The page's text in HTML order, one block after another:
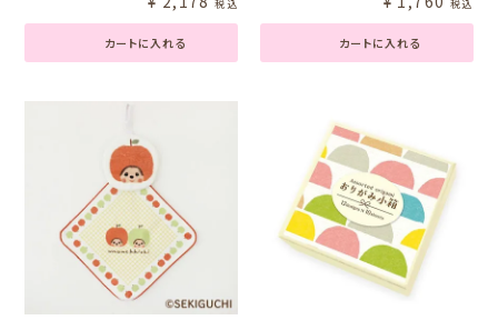
カートに入れる
税込
カートに入れる
税込